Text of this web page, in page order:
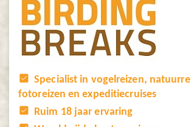
Specialist in vogelreizen,
fotoreizen en expeditiecruises
Ruim 18 jaar ervaring